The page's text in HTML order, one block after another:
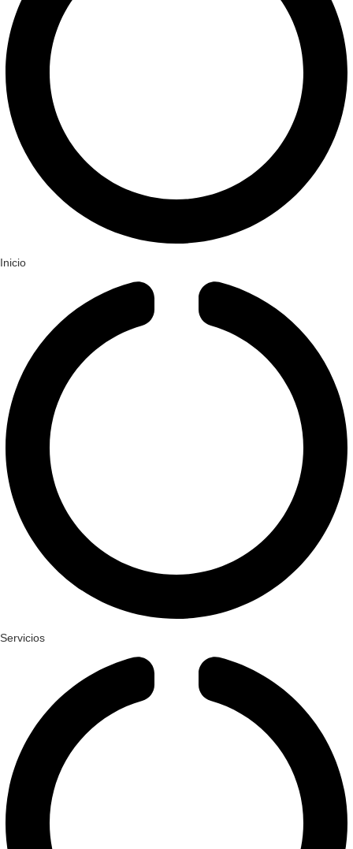
Inicio
Servicios